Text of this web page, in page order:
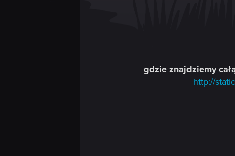
gdzie znajdziemy
http://